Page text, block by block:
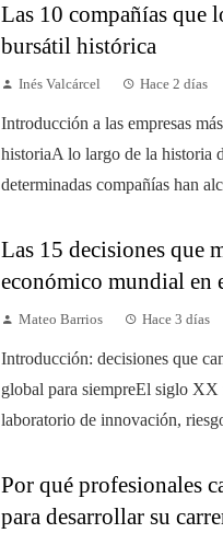
Las 10 compañías que
bursátil histórica
Inés Valcárcel Hace 2 días
Introducción a las empresas
historiaA lo largo de la historia
determinadas compañías han
Las 15 decisiones que
económico mundial en
Mateo Barrios Hace 3 días
Introducción: decisiones que
global para siempreEl siglo
laboratorio de innovación,
Por qué profesionales
para desarrollar su